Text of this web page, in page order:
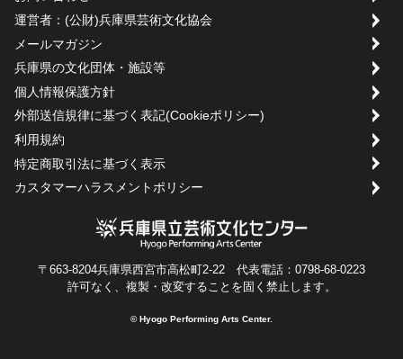
運営者：(公財)兵庫県芸術文化協会
メールマガジン
兵庫県の文化団体・施設等
個人情報保護方針
外部送信規律に基づく表記(Cookieポリシー)
利用規約
特定商取引法に基づく表示
カスタマーハラスメントポリシー
〒663-8204兵庫県西宮市高松町2-22 代表電話：0798-68-0223
許可なく、複製・改変することを固く禁止します。
© Hyogo Performing Arts Center.